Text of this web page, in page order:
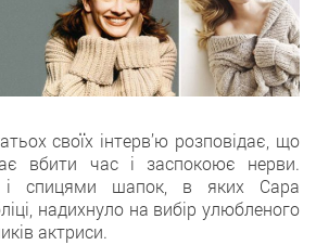
своїх інтерв’ю розповідає, що
вбити час і заспокоює нерви.
і спицями шапок, в яких Сара
надихнуло на вибір улюбленого
актриси.